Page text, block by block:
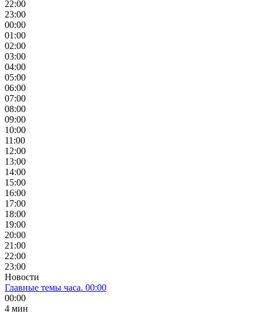
22:00
23:00
00:00
01:00
02:00
03:00
04:00
05:00
06:00
07:00
08:00
09:00
10:00
11:00
12:00
13:00
14:00
15:00
16:00
17:00
18:00
19:00
20:00
21:00
22:00
23:00
Новости
Главные темы часа. 00:00
00:00
4 мин